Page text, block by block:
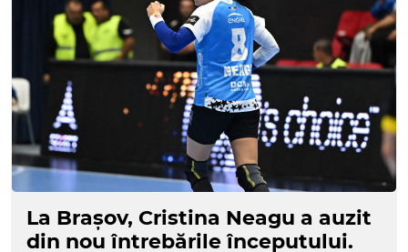
La Brașov, Cristina Neagu a auzit
din nou întrebările începutului.